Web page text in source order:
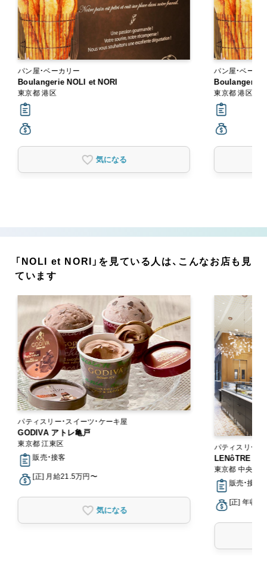
パン屋・ベーカリー
Boulangerie NOLI et NORI
東京都 港区
気になる
パン屋・ベーカ
Boulangerie
東京都 港区
「NOLI et NORI」を見ている人は、こんなお店も見
ています
パティスリー・スイーツ・ケーキ屋
GODIVA アトレ亀戸
東京都 江東区
販売・接客
[正] 月給21.5万円〜
気になる
パティスリー・
LENôTRE＜
東京都 中央区
販売・接客
[正] 年収